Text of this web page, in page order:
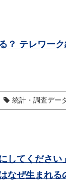
？ テレワー
統計・調査デー
してくださ
なぜ生まれる